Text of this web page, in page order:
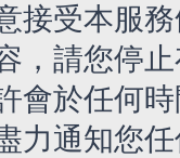
接受本服
，請您停
會於任何
力通知您